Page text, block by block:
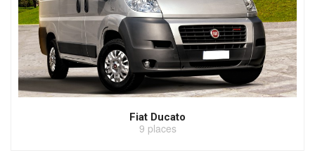
Fiat Ducato
9 places